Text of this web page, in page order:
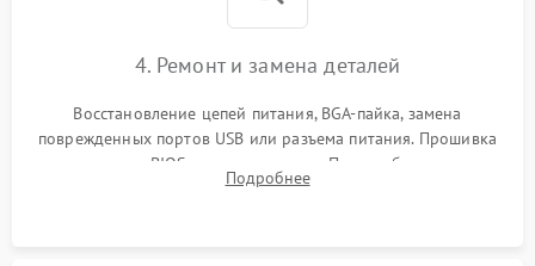
4. Ремонт и замена деталей
Восстановление цепей питания, BGA-пайка, замена
поврежденных портов USB или разъема питания. Прошивка
микросхемы BIOS программатором. При необходимости
установка нового накопителя, оперативной памяти или
Подробнее